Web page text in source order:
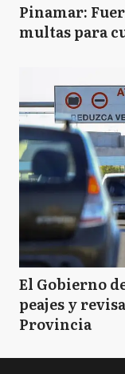
Pinamar:
multas para
El Gobierno
peajes y
Provincia